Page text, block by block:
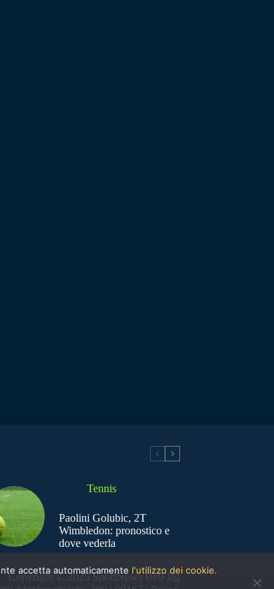
Tennis
Paolini Golubic, 2T
Wimbledon: pronostico e
dove vederla
Copyright © 2025 SportNews BetFlag
accetta automaticamente l'utilizzo dei cookie.